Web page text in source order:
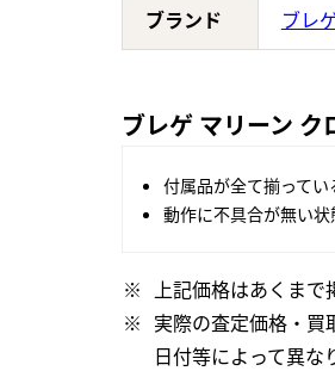
ブランド ブレ
ブレゲ マリーン
付属品が全て揃ってい
動作に不具合が無い状
上記価格はあくま
実際の査定価格・買
日付等によって異な